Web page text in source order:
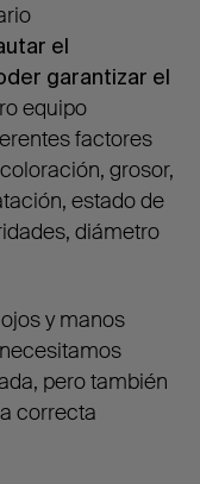
el
garantizar el
equipo
factores
grosor,
estado de
diámetro
y manos
pero también
correcta